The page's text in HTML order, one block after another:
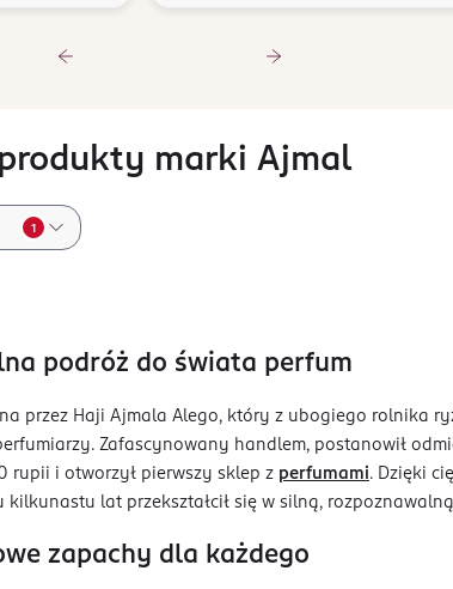
marki Ajmal
1
podróż do świata perfum
przez Haji Ajmala Alego, który z ubogiego rolnika
Zafascynowany handlem, postanowił
rupii i otworzył pierwszy sklep z perfumami. Dzięki
lat przekształcił się w silną,
zapachy dla każdego